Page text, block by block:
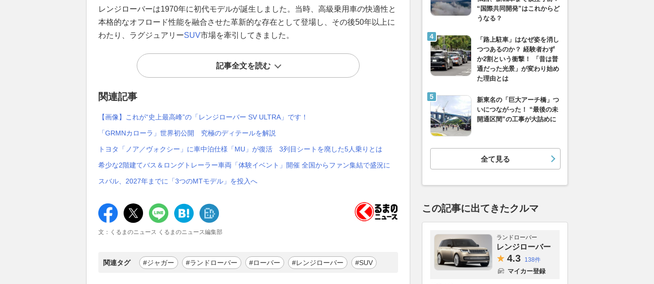
レンジローバーは1970年に初代モデルが誕生しました。当時、高級乗用車の快適性と
本格的なオフロード性能を融合させた革新的な存在として登場し、その後50年以上に
わたり、ラグジュアリーSUV市場を牽引してきました。
記事全文を読む
関連記事
【画像】これが“史上最高峰”の「レンジローバー SV ULTRA」です！
「GRMNカローラ」世界初公開 究極のディテールを解説
トヨタ「ノア／ヴォクシー」に車中泊仕様「MU」が復活 3列目シートを廃した5人乗りとは
希少な2階建てバス＆ロングトレーラー車両「体験イベント」開催 全国からファン集結で盛況に
スバル、2027年までに「3つのMTモデル」を投入へ
文：くるまのニュース くるまのニュース編集部
関連タグ #ジャガー #ランドローバー #ローバー #レンジローバー #SUV
“国際共同開発”はこれからど
うなる？
「路上駐車」はなぜ姿を消し
つつあるのか？ 経験者わず
か2割という衝撃！ 「昔は普
通だった光景」が変わり始め
た理由とは
新東名の「巨大アーチ橋」つ
いにつながった！ “最後の未
開通区間”の工事が大詰めに
全て見る
この記事に出てきたクルマ
ランドローバー
レンジローバー
4.3 138件
マイカー登録